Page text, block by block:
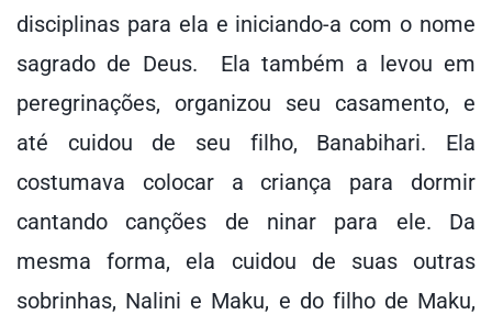
disciplinas para ela e iniciando-a com o nome
sagrado de Deus. Ela também a levou em
peregrinações, organizou seu casamento, e
até cuidou de seu filho, Banabihari. Ela
costumava colocar a criança para dormir
cantando canções de ninar para ele. Da
mesma forma, ela cuidou de suas outras
sobrinhas, Nalini e Maku, e do filho de Maku,